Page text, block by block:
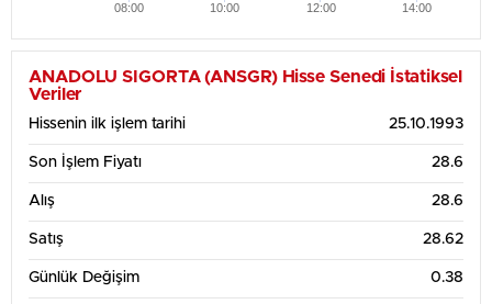
08:00 10:00 12:00 14:00
ANADOLU SIGORTA (ANSGR) Hisse Senedi İstatiksel
Veriler
Hissenin ilk işlem tarihi 25.10.1993
Son İşlem Fiyatı 28.6
Alış 28.6
Satış 28.62
Günlük Değişim 0.38